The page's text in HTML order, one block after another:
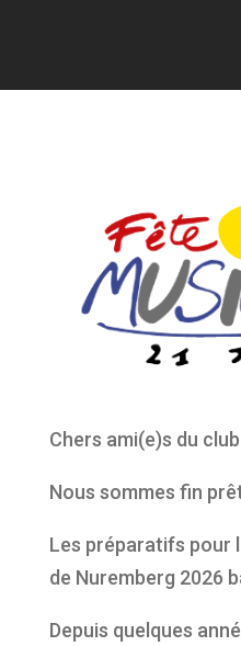
Chers ami(e)s du
Nous sommes fin
Les préparatifs pour
de Nuremberg 2026
Depuis quelques